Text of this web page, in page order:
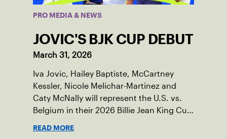
PRO MEDIA & NEWS
JOVIC'S BJK CUP DEBUT
March 31, 2026
Iva Jovic, Hailey Baptiste, McCartney
Kessler, Nicole Melichar-Martinez and
Caty McNally will represent the U.S. vs.
Belgium in their 2026 Billie Jean King Cup
READ MORE